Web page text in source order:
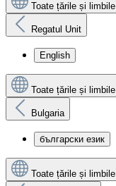
Toate țările și limbile
Regatul Unit
English
Toate țările și limbile
Bulgaria
български език
Toate țările și limbile